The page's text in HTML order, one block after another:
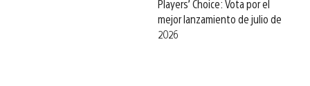
Players’ Choice: Vota por el
mejor lanzamiento de julio de
2026